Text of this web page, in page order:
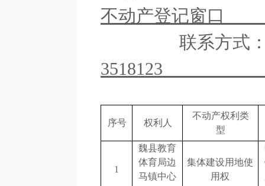
不动产登记窗口
联系方式
3518123
序号 权利人
不动产权利类
型
1
魏县教育
体育局边
马镇中心
集体建设用地使
用权